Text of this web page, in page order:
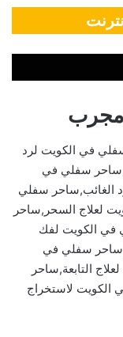
في الكويت لرد
سفلي في
الغائب,ساحر سفلي
لعلاج السحر,ساحر
في الكويت لفك
سفلي في
التابعة,ساحر
الكويت لاستخراج